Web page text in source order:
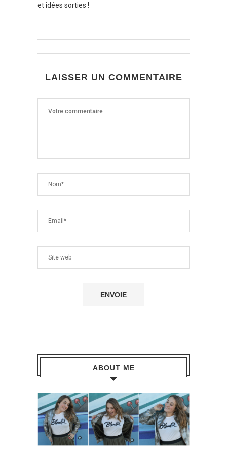
et idées sorties !
LAISSER UN COMMENTAIRE
ABOUT ME